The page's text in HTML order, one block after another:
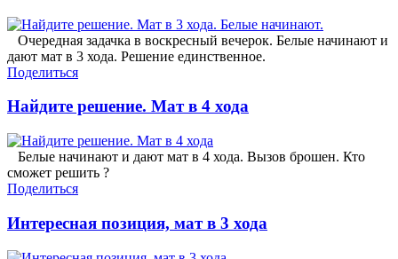
Очередная задачка в воскресный вечерок. Белые начинают и
дают мат в 3 хода. Решение единственное.
Поделиться
Найдите решение. Мат в 4 хода
Белые начинают и дают мат в 4 хода. Вызов брошен. Кто
сможет решить ?
Поделиться
Интересная позиция, мат в 3 хода